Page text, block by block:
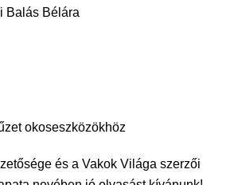
Balás Bélára
okoseszközökhöz
és a Vakok Világa szerzői